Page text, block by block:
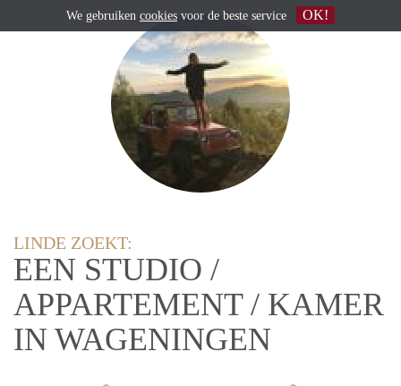
LINDE ZOEKT:
EEN STUDIO /
APPARTEMENT / KAMER
IN WAGENINGEN
We gebruiken cookies voor de beste service OK!